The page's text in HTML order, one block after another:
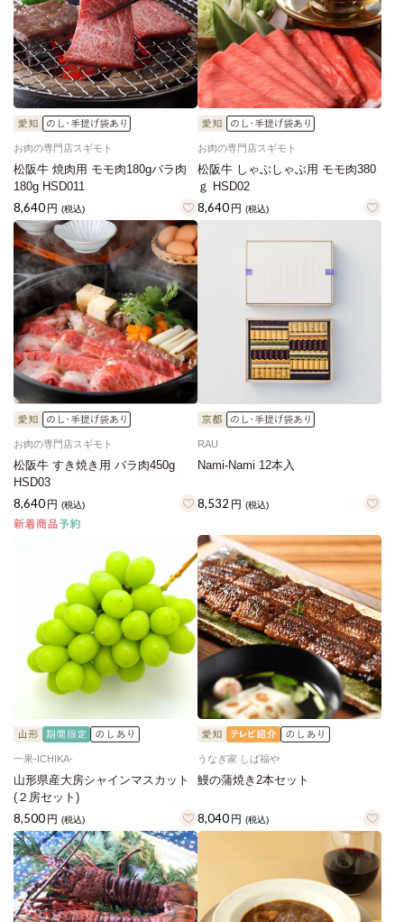
お肉の専門店スギモト
松阪牛 焼肉用 モモ肉180gバラ肉
180g HSD011
8,640 円 (税込)
お肉の専門店スギモト
松阪牛 しゃぶしゃぶ用 モモ肉380
ｇ HSD02
8,640 円 (税込)
お肉の専門店スギモト
松阪牛 すき焼き用 バラ肉450g
HSD03
8,640 円 (税込)
RAU
Nami-Nami 12本入
8,532 円 (税込)
一果‐ICHIKA‐
山形県産大房シャインマスカット
(２房セット)
8,500 円 (税込)
うなぎ家 しば福や
鰻の蒲焼き2本セット
8,040 円 (税込)